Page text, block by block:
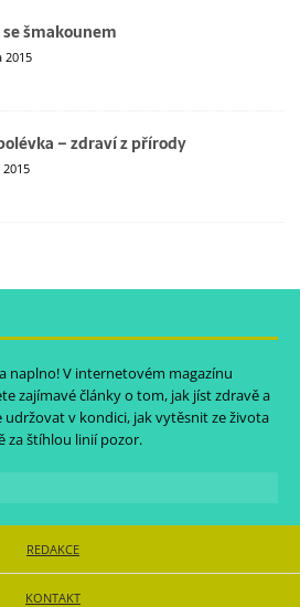
šmakounem
2015
– zdraví z přírody
naplno! V internetovém magazínu
zajímavé články o tom, jak jíst zdravě a
v kondici, jak vytěsnit ze života
za štíhlou linií pozor.
REDAKCE
KONTAKT